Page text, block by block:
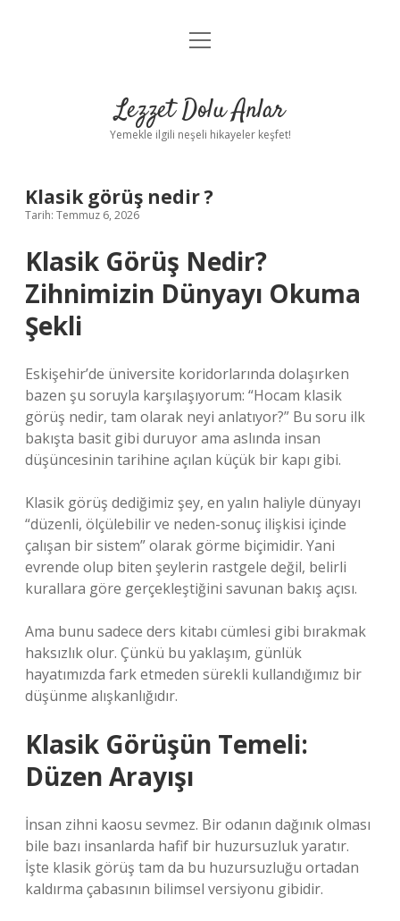
Anasayfa
Yasal Uyarı
menüyü
Lezzet Dolu Anlar
Yemekle ilgili neşeli hikayeler keşfet!
Klasik görüş nedir ?
Tarih: Temmuz 6, 2026
Klasik Görüş Nedir?
Zihnimizin Dünyayı Okuma
Şekli
Eskişehir’de üniversite koridorlarında dolaşırken
bazen şu soruyla karşılaşıyorum: “Hocam klasik
görüş nedir, tam olarak neyi anlatıyor?” Bu soru ilk
bakışta basit gibi duruyor ama aslında insan
düşüncesinin tarihine açılan küçük bir kapı gibi.
Klasik görüş dediğimiz şey, en yalın haliyle dünyayı
“düzenli, ölçülebilir ve neden-sonuç ilişkisi içinde
çalışan bir sistem” olarak görme biçimidir. Yani
evrende olup biten şeylerin rastgele değil, belirli
kurallara göre gerçekleştiğini savunan bakış açısı.
Ama bunu sadece ders kitabı cümlesi gibi bırakmak
haksızlık olur. Çünkü bu yaklaşım, günlük
hayatımızda fark etmeden sürekli kullandığımız bir
düşünme alışkanlığıdır.
Klasik Görüşün Temeli:
Düzen Arayışı
İnsan zihni kaosu sevmez. Bir odanın dağınık olması
bile bazı insanlarda hafif bir huzursuzluk yaratır.
İşte klasik görüş tam da bu huzursuzluğu ortadan
kaldırma çabasının bilimsel versiyonu gibidir.